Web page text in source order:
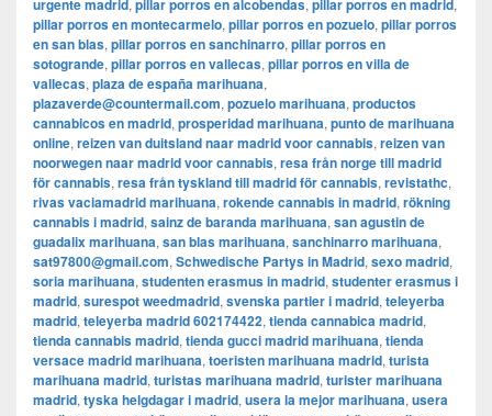
urgente madrid, pillar porros en alcobendas, pillar porros en madrid,
pillar porros en montecarmelo, pillar porros en pozuelo, pillar porros
en san blas, pillar porros en sanchinarro, pillar porros en
sotogrande, pillar porros en vallecas, pillar porros en villa de
vallecas, plaza de españa marihuana,
plazaverde@countermail.com, pozuelo marihuana, productos
cannabicos en madrid, prosperidad marihuana, punto de marihuana
online, reizen van duitsland naar madrid voor cannabis, reizen van
noorwegen naar madrid voor cannabis, resa från norge till madrid
för cannabis, resa från tyskland till madrid för cannabis, revistathc,
rivas vaciamadrid marihuana, rokende cannabis in madrid, rökning
cannabis i madrid, sainz de baranda marihuana, san agustin de
guadalix marihuana, san blas marihuana, sanchinarro marihuana,
sat97800@gmail.com, Schwedische Partys in Madrid, sexo madrid,
soria marihuana, studenten erasmus in madrid, studenter erasmus i
madrid, surespot weedmadrid, svenska partier i madrid, teleyerba
madrid, teleyerba madrid 602174422, tienda cannabica madrid,
tienda cannabis madrid, tienda gucci madrid marihuana, tienda
versace madrid marihuana, toeristen marihuana madrid, turista
marihuana madrid, turistas marihuana madrid, turister marihuana
madrid, tyska helgdagar i madrid, usera la mejor marihuana, usera